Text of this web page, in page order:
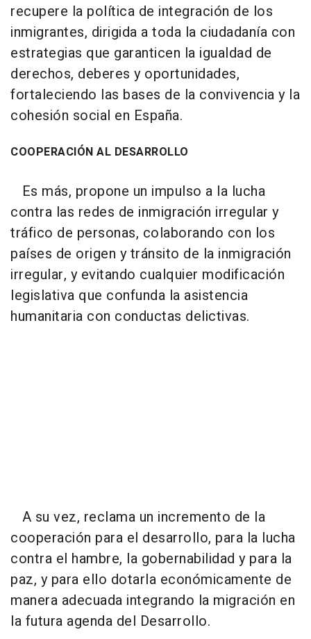
recupere la política de integración de los
inmigrantes, dirigida a toda la ciudadanía con
estrategias que garanticen la igualdad de
derechos, deberes y oportunidades,
fortaleciendo las bases de la convivencia y la
cohesión social en España.
COOPERACIÓN AL DESARROLLO
Es más, propone un impulso a la lucha
contra las redes de inmigración irregular y
tráfico de personas, colaborando con los
países de origen y tránsito de la inmigración
irregular, y evitando cualquier modificación
legislativa que confunda la asistencia
humanitaria con conductas delictivas.
A su vez, reclama un incremento de la
cooperación para el desarrollo, para la lucha
contra el hambre, la gobernabilidad y para la
paz, y para ello dotarla económicamente de
manera adecuada integrando la migración en
la futura agenda del Desarrollo.